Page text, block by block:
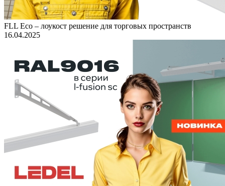
FLL Eco – лоукост решение для торговых пространств
16.04.2025